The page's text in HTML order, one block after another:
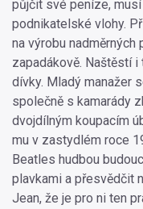
půjčit své peníze,
podnikatelské vlohy.
na výrobu
zapadákově. Naštěstí
dívky. Mladý manažer
společně s kamarády
dvojdílným koupacím
mu v zastydlém roce
Beatles hudbou
plavkami a přesvědčit
Jean, že je pro ni ten